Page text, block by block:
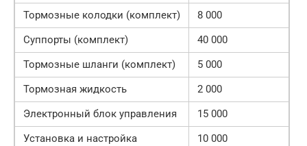
Тормозные колодки (комплект)
8 000
Суппорты (комплект)
40 000
Тормозные шланги (комплект)
5 000
Тормозная жидкость
2 000
Электронный блок управления
15 000
Установка и настройка
10 000